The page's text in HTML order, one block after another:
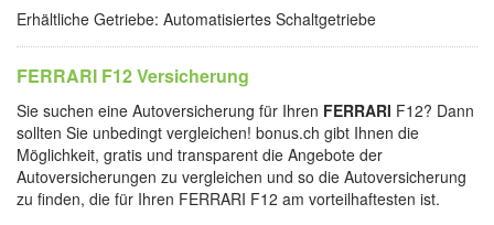
Erhältliche Getriebe: Automatisiertes Schaltgetriebe
FERRARI F12 Versicherung
Sie suchen eine Autoversicherung für Ihren FERRARI F12? Dann
sollten Sie unbedingt vergleichen! bonus.ch gibt Ihnen die
Möglichkeit, gratis und transparent die Angebote der
Autoversicherungen zu vergleichen und so die Autoversicherung
zu finden, die für Ihren FERRARI F12 am vorteilhaftesten ist.